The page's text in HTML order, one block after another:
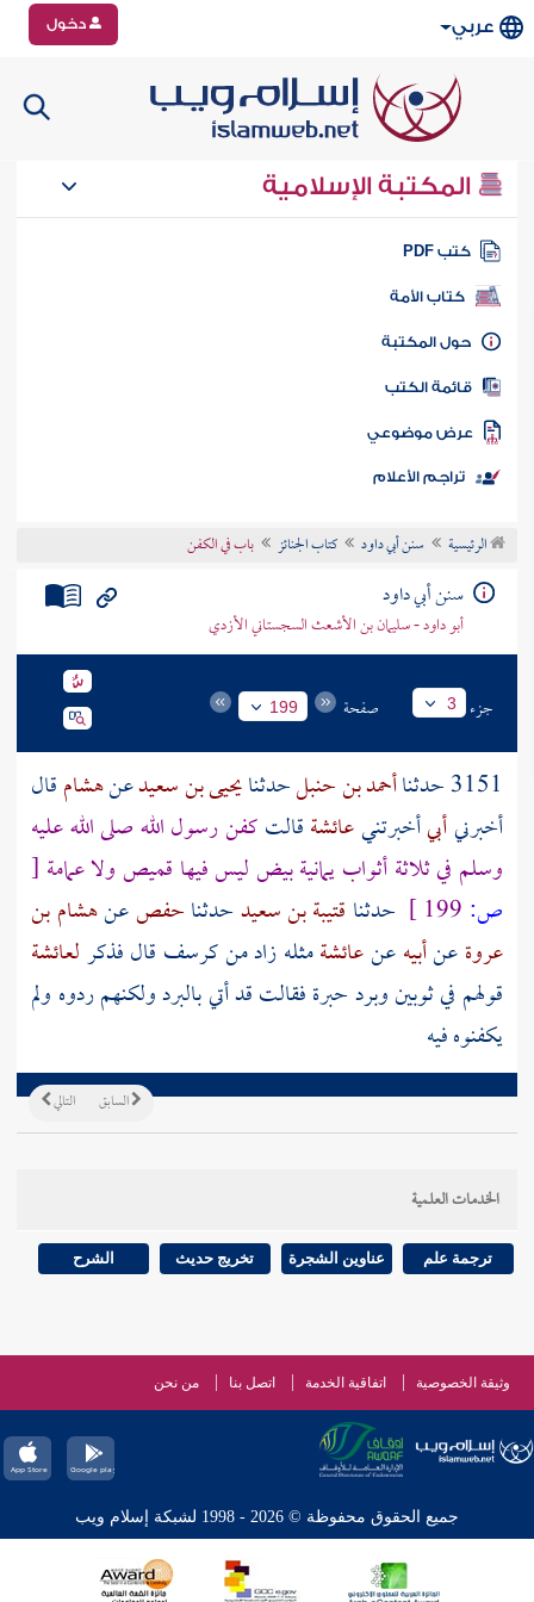
عربي دخول
المكتبة الإسلامية
كتب PDF
كتاب الأمة
المكتبة
الكتب
موضوعي
تراجم الأعلام
الرئيسية سنن أبي داود كتاب الجنائز باب في الكفن
سنن أبي داود
أبو داود - سليمان بن الأشعث السجستاني الأزدي
جزء 3 صفحة 199
3151 حدثنا أحمد بن حنبلحدثنايحيى بن سعيدعنهشامقال
أخبرنيأبيأخبرتنيعائشةقالتكفن رسول الله صلى الله عليه
وسلم في ثلاثة أثواب يمانية بيض ليس فيها قميص ولا عمامة [
ص:
حدثنا قتيبة بن سعيدحدثناحفصعنهشام بن
عروةعنأبيهعنعائشةمثله زاد من كرسف قال فذكرلعائشة
قولهم في ثوبين وبرد حبرة فقالت قد أتي بالبرد ولكنهم ردوه ولم
يكفنوه فيه
التالي السابق
الخدمات العلمية
ترجمة علم عناوين الشجرة تخريج حديث الشرح
وثيقة الخصوصية اتفاقية الخدمة اتصل بنا من نحن
جميع الحقوق محفوظة © 2026 - 1998 لشبكة إسلام ويب